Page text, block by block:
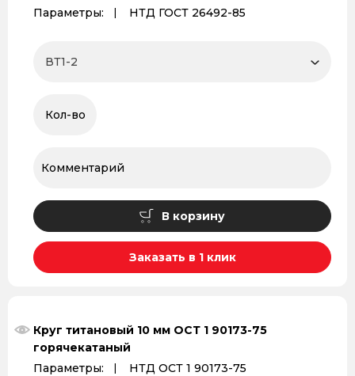
Параметры:
НТД ГОСТ 26492-85
В корзину
Заказать в 1 клик
Круг титановый 10 мм ОСТ 1 90173-75
горячекатаный
Параметры:
НТД ОСТ 1 90173-75